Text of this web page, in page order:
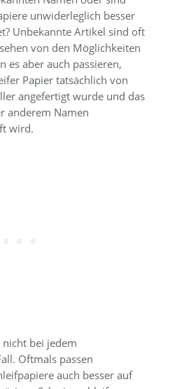
unwiderleglich besser
Unbekannte Artikel sind oft
von den Möglichkeiten
es aber auch passieren,
Papier tatsächlich von
angefertigt wurde und das
anderem Namen
wird.
bei jedem
Oftmals passen
auch besser auf